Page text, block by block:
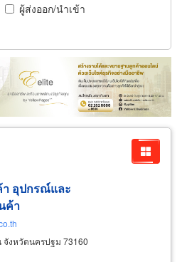
ผู้ส่งออก/นำเข้า
อุปกรณ์และ
ค้า
งหวัดนครปฐม 73160